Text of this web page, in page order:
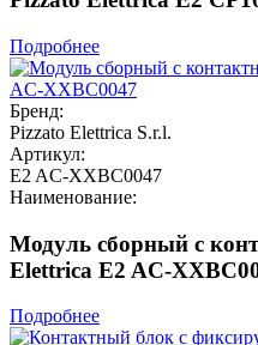
Подробнее
Бренд:
Pizzato Elettrica S.r.l.
Артикул:
E2 AC-XXBC0047
Наименование:
Модуль сборный с
Elettrica E2 AC-
Подробнее